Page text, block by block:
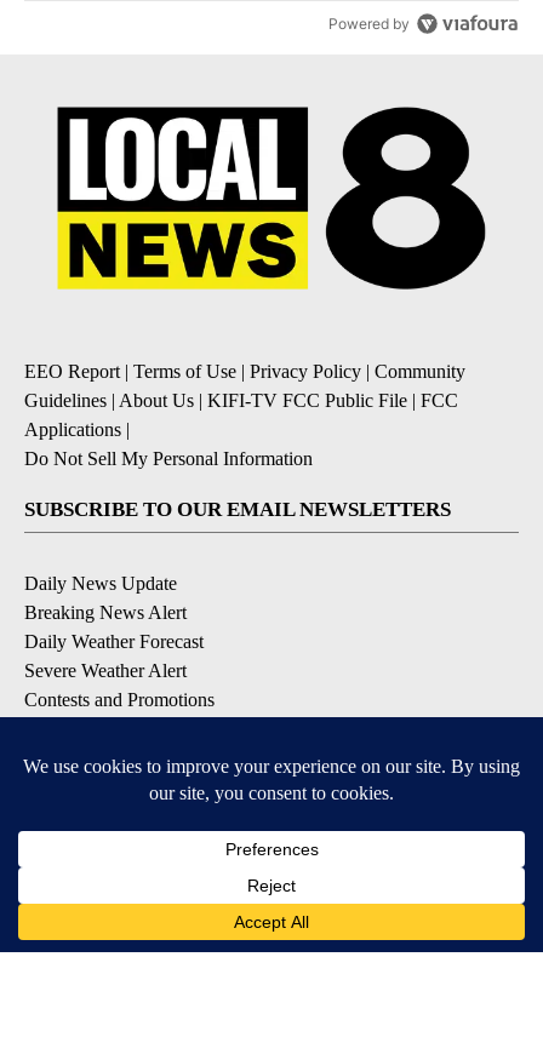
Powered by
EEO Report| Terms of Use | Privacy Policy | Community
Guidelines | About Us | KIFI-TV FCC Public File | FCC
Applications |
Do Not Sell My Personal Information
SUBSCRIBE TO OUR EMAIL NEWSLETTERS
Daily News Update
Breaking News Alert
Daily Weather Forecast
Severe Weather Alert
Contests and Promotions